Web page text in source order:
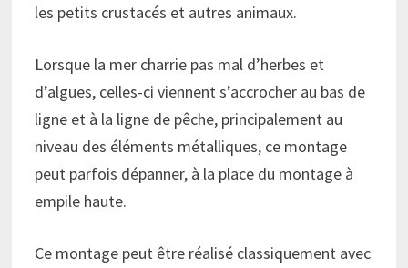
les petits crustacés et autres animaux.
Lorsque la mer charrie pas mal d’herbes et
d’algues, celles-ci viennent s’accrocher au bas de
ligne et à la ligne de pêche, principalement au
niveau des éléments métalliques, ce montage
peut parfois dépanner, à la place du montage à
empile haute.
Ce montage peut être réalisé classiquement avec